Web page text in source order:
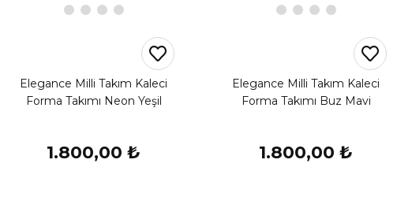
Elegance Milli Takım Kaleci
Forma Takımı Neon Yeşil
1.800,00 ₺
Elegance Milli Takım Kaleci
Forma Takımı Buz Mavi
1.800,00 ₺